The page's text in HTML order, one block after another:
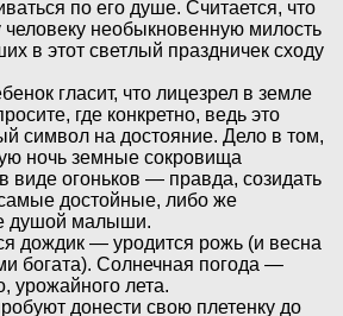
по его душе. Считается, что
человеку необыкновенную милость
в этот светлый праздничек сходу
гласит, что лицезрел в земле
где конкретно, ведь это
символ на достояние. Дело в том,
ночь земные сокровища
виде огоньков — правда, созидать
достойные, либо же
душой малыши.
дождик — уродится рожь (и весна
богата). Солнечная погода —
урожайного лета.
донести свою плетенку до